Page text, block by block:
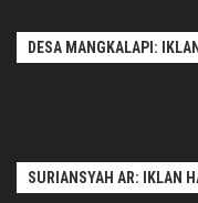
DESA MANGKALAPI:
SURIANSYAH AR: IKLAN